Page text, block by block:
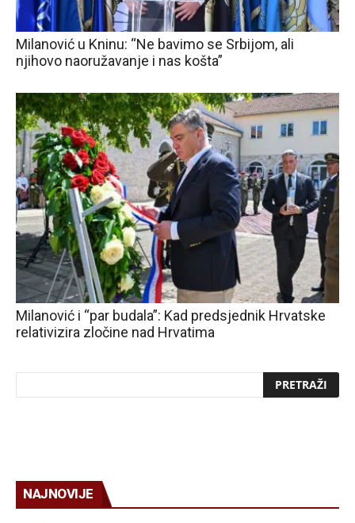
Milanović u Kninu: “Ne bavimo se Srbijom, ali
njihovo naoružavanje i nas košta”
Milanović i “par budala”: Kad predsjednik Hrvatske
relativizira zločine nad Hrvatima
NAJNOVIJE